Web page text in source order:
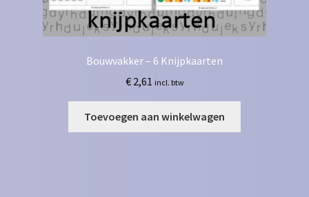
Bouwvakker – 6 Knijpkaarten
€2,61 incl. btw
Toevoegen aan winkelwagen